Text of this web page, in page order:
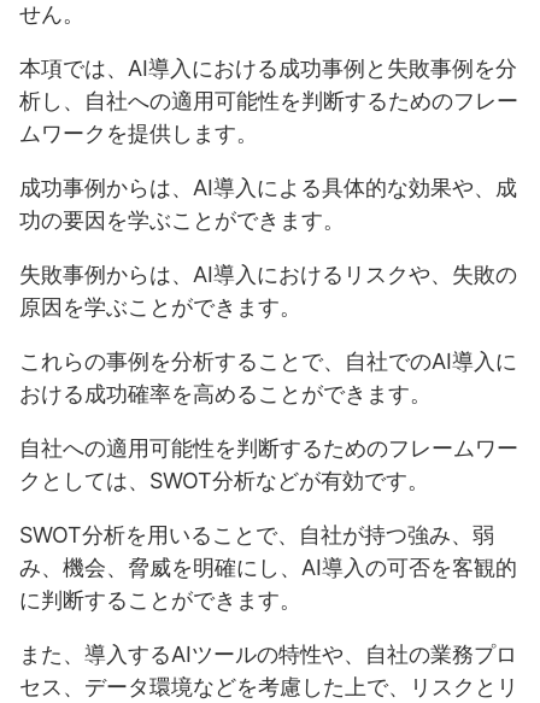
せん。
本項では、AI導入における成功事例と失敗事例を分
析し、自社への適用可能性を判断するためのフレー
ムワークを提供します。
成功事例からは、AI導入による具体的な効果や、成
功の要因を学ぶことができます。
失敗事例からは、AI導入におけるリスクや、失敗の
原因を学ぶことができます。
これらの事例を分析することで、自社でのAI導入に
おける成功確率を高めることができます。
自社への適用可能性を判断するためのフレームワー
クとしては、SWOT分析などが有効です。
SWOT分析を用いることで、自社が持つ強み、弱
み、機会、脅威を明確にし、AI導入の可否を客観的
に判断することができます。
また、導入するAIツールの特性や、自社の業務プロ
セス、データ環境などを考慮した上で、リスクとリ